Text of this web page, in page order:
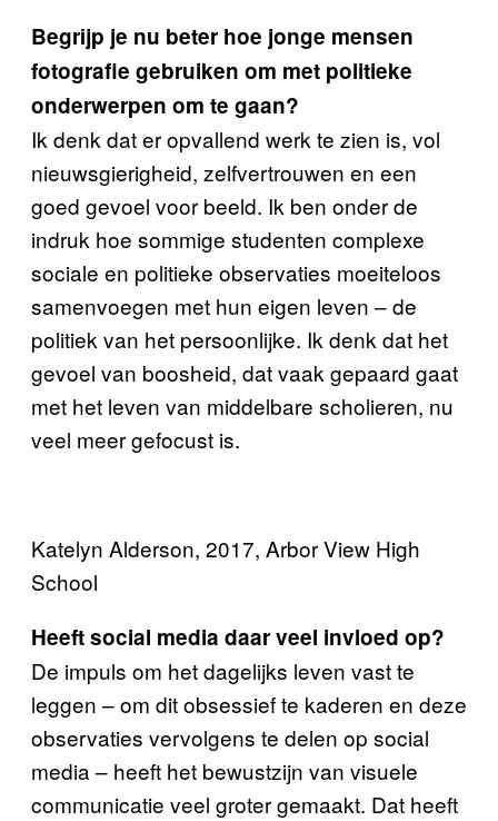
Begrijp je nu beter hoe jonge mensen
fotografie gebruiken om met politieke
onderwerpen om te gaan?
Ik denk dat er opvallend werk te zien is, vol
nieuwsgierigheid, zelfvertrouwen en een
goed gevoel voor beeld. Ik ben onder de
indruk hoe sommige studenten complexe
sociale en politieke observaties moeiteloos
samenvoegen met hun eigen leven – de
politiek van het persoonlijke. Ik denk dat het
gevoel van boosheid, dat vaak gepaard gaat
met het leven van middelbare scholieren, nu
veel meer gefocust is.
Katelyn Alderson, 2017, Arbor View High
School
Heeft social media daar veel invloed op?
De impuls om het dagelijks leven vast te
leggen – om dit obsessief te kaderen en deze
observaties vervolgens te delen op social
media – heeft het bewustzijn van visuele
communicatie veel groter gemaakt. Dat heeft